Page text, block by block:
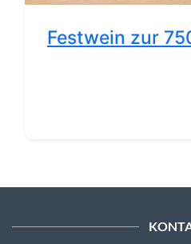
Festwein zur